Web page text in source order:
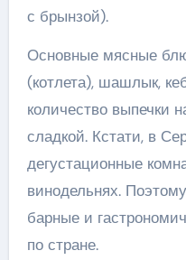
с брынзой).
Основные мясные
(котлета), шашлык,
количество выпечки
сладкой. Кстати, в
дегустационные
винодельнях.
барные и
по стране.